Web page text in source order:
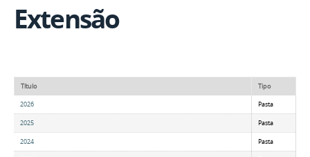
Extensão
Título Tipo
2026 Pasta
2025 Pasta
2024 Pasta